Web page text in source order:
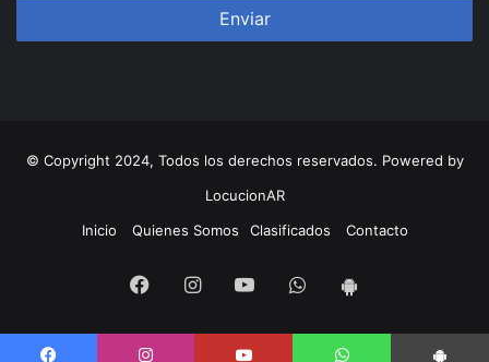
© Copyright 2024, Todos los derechos reservados. Powered by
LocucionAR
Inicio
Quienes Somos Clasificados Contacto
FacebookInstagramYoutubeWhatsapp
Android